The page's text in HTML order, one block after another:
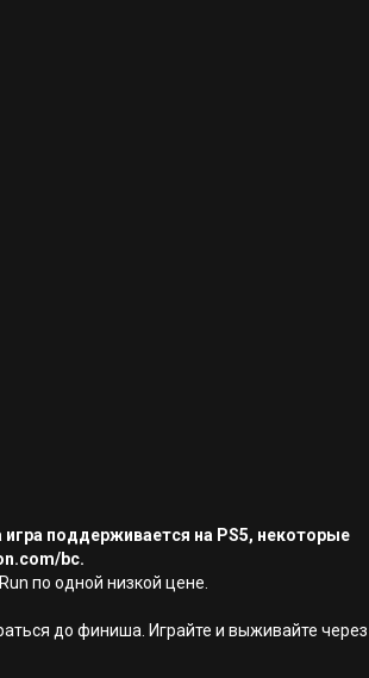
поддерживается на PS5, некоторые
bc.
по одной низкой цене.
до финиша. Играйте и выживайте